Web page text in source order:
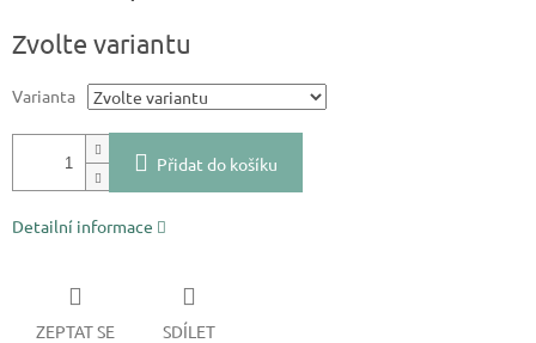
cena:
Zvolte variantu
Varianta
Přidat do košíku
Detailní informace
ZEPTAT SE SDÍLET